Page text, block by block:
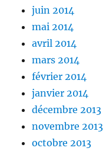
juin 2014
mai 2014
avril 2014
mars 2014
février 2014
janvier 2014
décembre 2013
novembre 2013
octobre 2013